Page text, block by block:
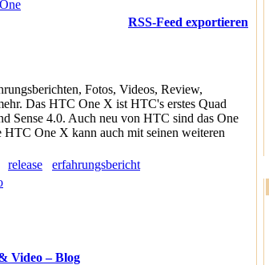
RSS-Feed exportieren
Fotos, Videos, Review,
Das HTC One X ist HTC's erstes Quad
Sense 4.0. Auch neu von HTC sind das One
One X kann auch mit seinen weiteren
release
erfahrungsbericht
Video – Blog